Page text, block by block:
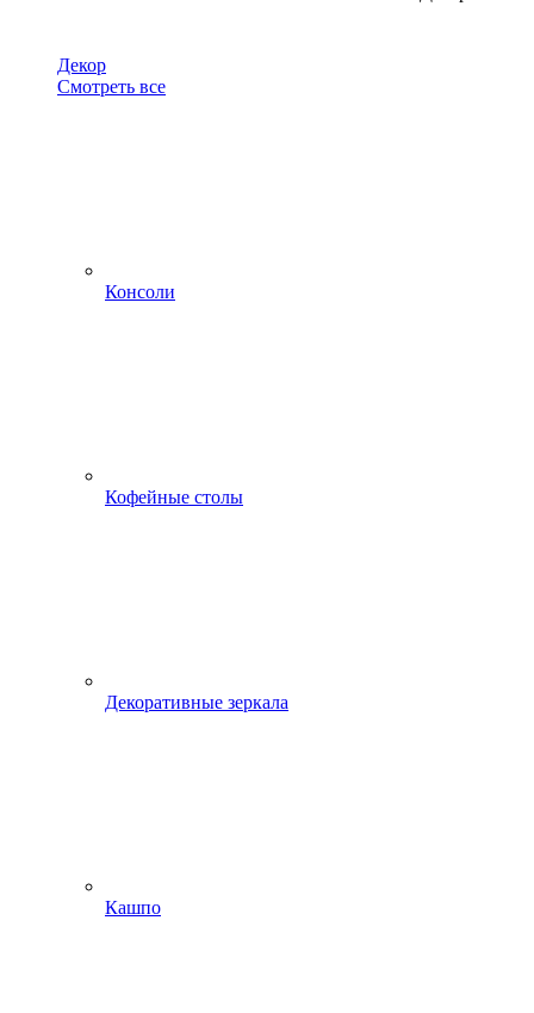
Декор
Смотреть все
Консоли
Кофейные столы
Декоративные зеркала
Кашпо